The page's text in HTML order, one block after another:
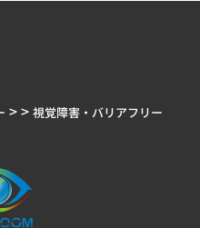
> > 視覚障害・バリアフリー